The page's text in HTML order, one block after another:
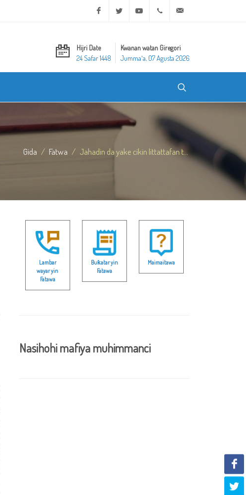
Facebook Twitter Youtube +20 2 25970400
Hijri Date
24 Safar 1448
Kwanan watan Giregori
Jummaʼa, 07 Agusta 2026
Gida Fatwa Jahadin da yake cikin littattafan t...
Lambar
wayar yin
Fatawa
Buƙatar yin
Fatawa
Maimaitawa
Nasihohi mafiya muhimmanci